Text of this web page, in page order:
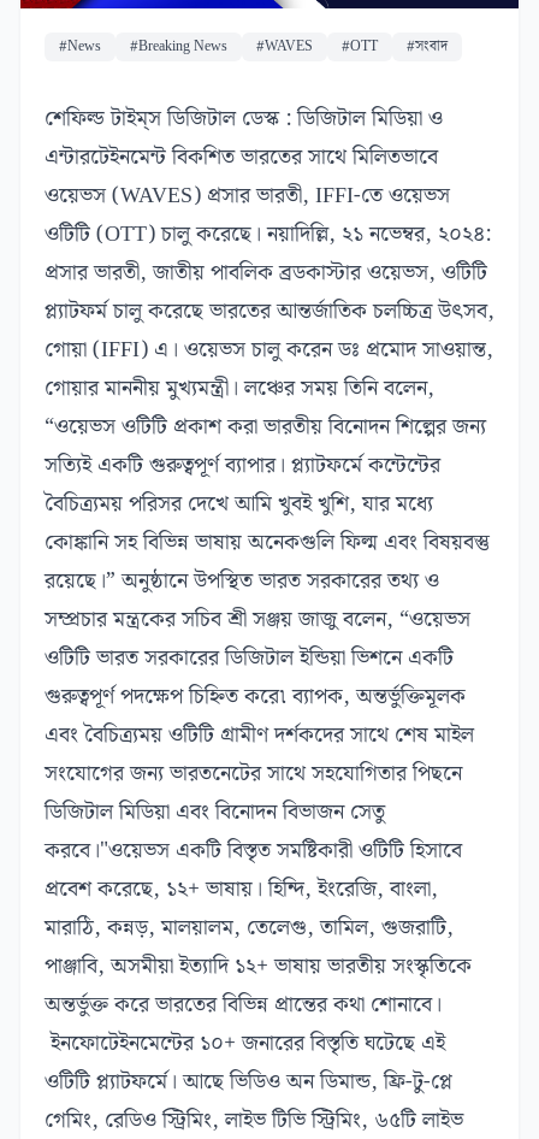
#News #Breaking News #WAVES #OTT #সংবাদ
শেফিল্ড টাইম্‌স ডিজিটাল ডেস্ক : ডিজিটাল মিডিয়া ও
এন্টারটেইনমেন্ট বিকশিত ভারতের সাথে মিলিতভাবে
ওয়েভস (WAVES) প্রসার ভারতী, IFFI-তে ওয়েভস
ওটিটি (OTT) চালু করেছে। নয়াদিল্লি, ২১ নভেম্বর, ২০২৪:
প্রসার ভারতী, জাতীয় পাবলিক ব্রডকাস্টার ওয়েভস, ওটিটি
প্ল্যাটফর্ম চালু করেছে ভারতের আন্তর্জাতিক চলচ্চিত্র উৎসব,
গোয়া (IFFI) এ। ওয়েভস চালু করেন ডঃ প্রমোদ সাওয়ান্ত,
গোয়ার মাননীয় মুখ্যমন্ত্রী। লঞ্চের সময় তিনি বলেন,
“ওয়েভস ওটিটি প্রকাশ করা ভারতীয় বিনোদন শিল্পের জন্য
সত্যিই একটি গুরুত্বপূর্ণ ব্যাপার। প্ল্যাটফর্মে কন্টেন্টের
বৈচিত্র্যময় পরিসর দেখে আমি খুবই খুশি, যার মধ্যে
কোঙ্কানি সহ বিভিন্ন ভাষায় অনেকগুলি ফিল্ম এবং বিষয়বস্তু
রয়েছে।” অনুষ্ঠানে উপস্থিত ভারত সরকারের তথ্য ও
সম্প্রচার মন্ত্রকের সচিব শ্রী সঞ্জয় জাজু বলেন, “ওয়েভস
ওটিটি ভারত সরকারের ডিজিটাল ইন্ডিয়া ভিশনে একটি
গুরুত্বপূর্ণ পদক্ষেপ চিহ্নিত করে৷ ব্যাপক, অন্তর্ভুক্তিমূলক
এবং বৈচিত্র্যময় ওটিটি গ্রামীণ দর্শকদের সাথে শেষ মাইল
সংযোগের জন্য ভারতনেটের সাথে সহযোগিতার পিছনে
ডিজিটাল মিডিয়া এবং বিনোদন বিভাজন সেতু
করবে।"ওয়েভস একটি বিস্তৃত সমষ্টিকারী ওটিটি হিসাবে
প্রবেশ করেছে, ১২+ ভাষায়। হিন্দি, ইংরেজি, বাংলা,
মারাঠি, কন্নড়, মালয়ালম, তেলেগু, তামিল, গুজরাটি,
পাঞ্জাবি, অসমীয়া ইত্যাদি ১২+ ভাষায় ভারতীয় সংস্কৃতিকে
অন্তর্ভুক্ত করে ভারতের বিভিন্ন প্রান্তের কথা শোনাবে।
ইনফোটেইনমেন্টের ১০+ জনারের বিস্তৃতি ঘটেছে এই
ওটিটি প্ল্যাটফর্মে। আছে ভিডিও অন ডিমান্ড, ফ্রি-টু-প্লে
গেমিং, রেডিও স্ট্রিমিং, লাইভ টিভি স্ট্রিমিং, ৬৫টি লাইভ